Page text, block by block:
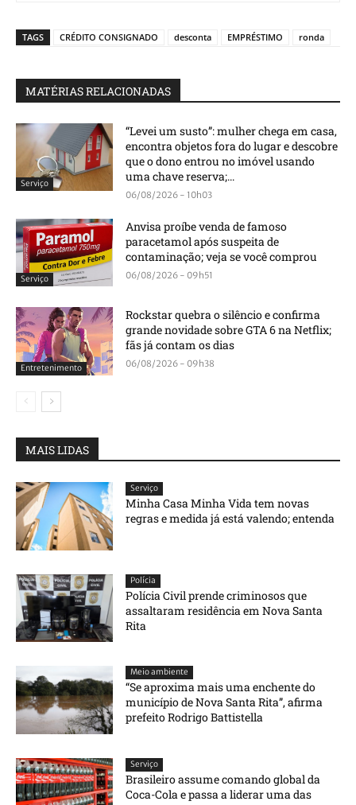
TAGS CRÉDITO CONSIGNADO desconta EMPRÉSTIMO ronda
MATÉRIAS RELACIONADAS
Serviço
“Levei um susto”: mulher chega em casa,
encontra objetos fora do lugar e descobre
que o dono entrou no imóvel usando
uma chave reserva;...
06/08/2026 - 10h03
Serviço
Anvisa proíbe venda de famoso
paracetamol após suspeita de
contaminação; veja se você comprou
06/08/2026 - 09h51
Entretenimento
Rockstar quebra o silêncio e confirma
grande novidade sobre GTA 6 na Netflix;
fãs já contam os dias
06/08/2026 - 09h38
MAIS LIDAS
Serviço
Minha Casa Minha Vida tem novas
regras e medida já está valendo; entenda
Polícia
Polícia Civil prende criminosos que
assaltaram residência em Nova Santa
Rita
Meio ambiente
“Se aproxima mais uma enchente do
município de Nova Santa Rita”, afirma
prefeito Rodrigo Battistella
Serviço
Brasileiro assume comando global da
Coca-Cola e passa a liderar uma das